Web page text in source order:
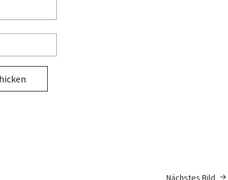
Nächstes Bild